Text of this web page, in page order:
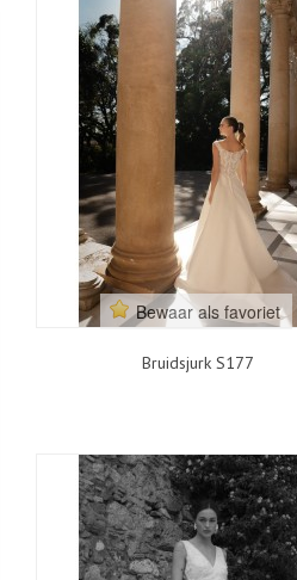
Bruidsjurk S177
Bewaar als favoriet